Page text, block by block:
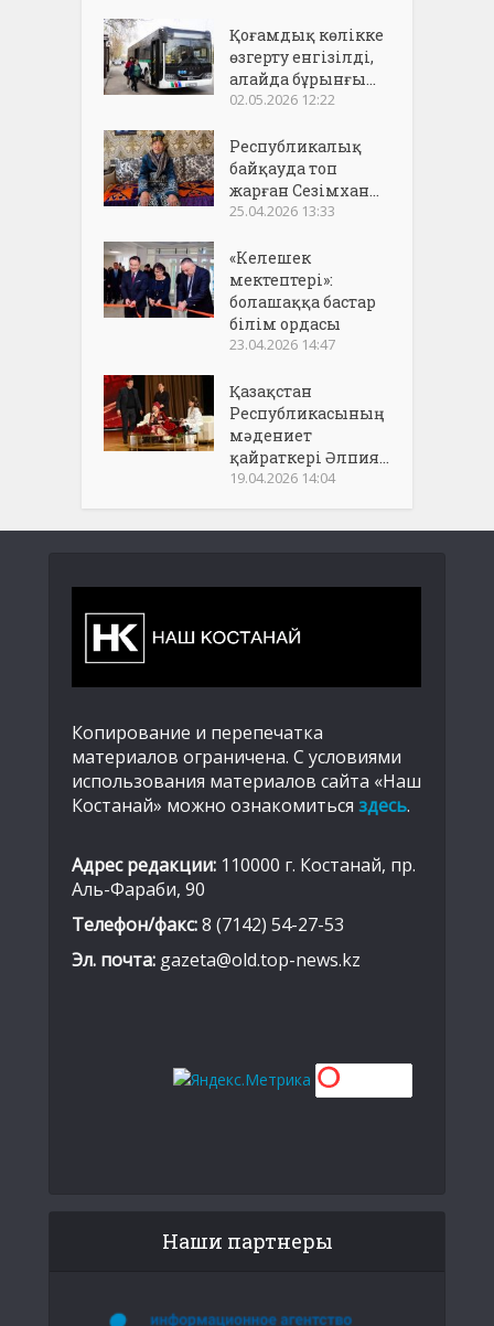
Қоғамдық көлікке
өзгерту енгізілді,
алайда бұрынғы...
02.05.2026 12:22
Республикалық
байқауда топ
жарған Сезімхан...
25.04.2026 13:33
«Келешек
мектептері»:
болашаққа бастар
білім ордасы
23.04.2026 14:47
Қазақстан
Республикасының
мәдениет
қайраткері Әлпия...
19.04.2026 14:04
Копирование и перепечатка
материалов ограничена. С условиями
использования материалов сайта «Наш
Костанай» можно ознакомиться здесь.
Адрес редакции: 110000 г. Костанай, пр.
Аль-Фараби, 90
Телефон/факс:8 (7142) 54-27-53
Эл. почта: gazeta@old.top-news.kz
Наши партнеры